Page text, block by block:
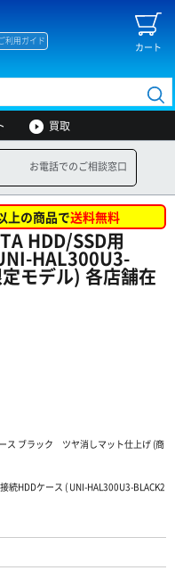
カート
利用ガイド
買取
お電話でのご相談窓口
上の商品で送料無料
HDD/SSD用
HAL300U3-
モデル) 各店舗在
ス ブラック ツヤ消しマット仕上げ (商
続HDDケース ( UNI-HAL300U3-BLACK2